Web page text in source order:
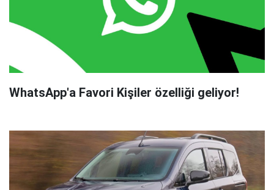
WhatsApp'a Favori Kişiler özelliği geliyor!